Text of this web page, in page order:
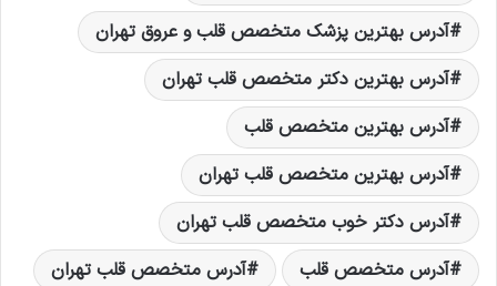
آدرس بهترین پزشک متخصص قلب و عروق تهران
آدرس بهترین دکتر متخصص قلب تهران
آدرس بهترین متخصص قلب
آدرس بهترین متخصص قلب تهران
آدرس دکتر خوب متخصص قلب تهران
آدرس متخصص قلب
آدرس متخصص قلب تهران